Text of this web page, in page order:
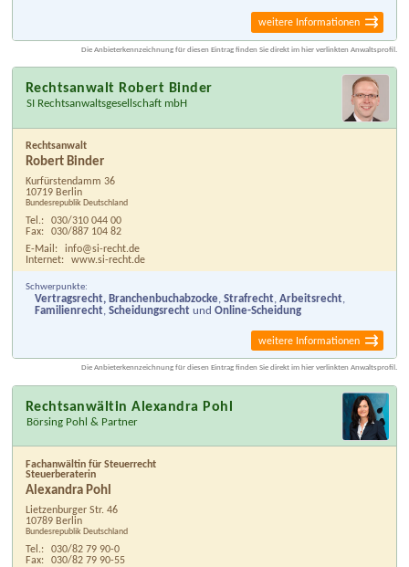
weitere Informationen
Die Anbieterkennzeichnung für diesen Eintrag finden Sie direkt im hier verlinkten Anwaltsprofil.
Rechtsanwalt Robert Binder
SI Rechtsanwaltsgesellschaft mbH
Rechtsanwalt
Robert Binder
Kurfürstendamm 36
10719 Berlin
Bundesrepublik Deutschland
Tel.:
030/310 044 00
Fax:
030/887 104 82
E-Mail:
info@si-recht.de
Internet:
www.si-recht.de
Schwerpunkte:
Vertragsrecht, Branchenbuchabzocke,Strafrecht,Arbeitsrecht,
Familienrecht,Scheidungsrecht undOnline-Scheidung
weitere Informationen
Die Anbieterkennzeichnung für diesen Eintrag finden Sie direkt im hier verlinkten Anwaltsprofil.
Rechtsanwältin Alexandra Pohl
Börsing Pohl & Partner
Fachanwältin für Steuerrecht
Steuerberaterin
Alexandra Pohl
Lietzenburger Str. 46
10789 Berlin
Bundesrepublik Deutschland
Tel.:
030/82 79 90-0
Fax:
030/82 79 90-55